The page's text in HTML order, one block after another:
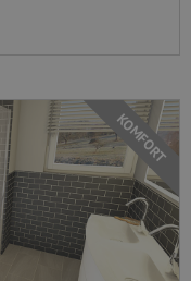
KOMFORT